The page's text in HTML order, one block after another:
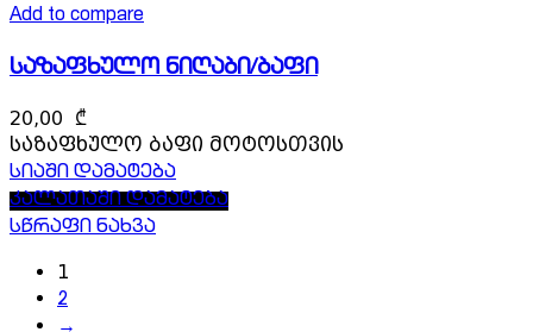
Add to compare
საზაფხულო ნიღაბი/ბაფი
20,00 ₾
საზაფხულო ბაფი მოტოსთვის
სიაში დამატება
კალათაში დამატება
სწრაფი ნახვა
1
2